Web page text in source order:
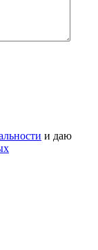
и даю